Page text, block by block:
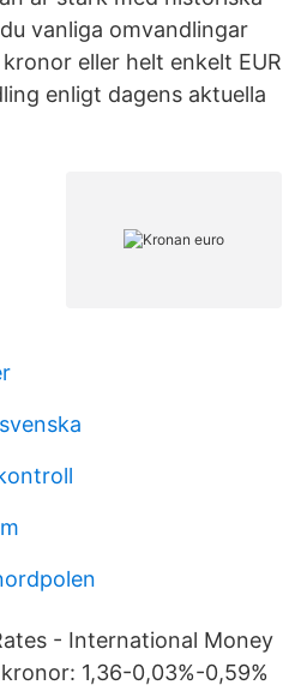
vanliga omvandlingar
eller helt enkelt EUR
enligt dagens aktuella
- International Money
1,36-0,03%-0,59%